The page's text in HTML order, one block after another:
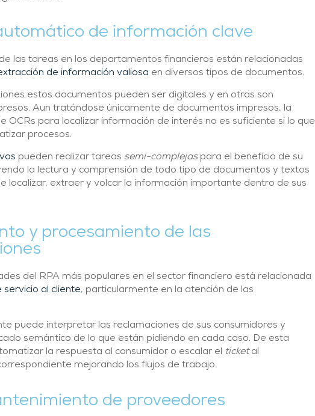
de información clave
las tareas en los departamentos financieros están relacionadas
de información valiosa en diversos tipos de documentos.
estos documentos pueden ser digitales y en otras son
Aun tratándose únicamente de documentos impresos, la
OCRs para localizar información de interés no es suficiente si lo que
procesos.
pueden realizar tareas semi-complejaspara el beneficio de su
la lectura y comprensión de todo tipo de documentos y textos
localizar, extraer y volcar la información importante dentro de sus
y procesamiento de las
del RPA más populares en el sector financiero está relacionada
servicio al cliente, particularmente en la atención de las
puede interpretar las reclamaciones de sus consumidores y
semántico de lo que están pidiendo en cada caso. De esta
la respuesta al consumidor o escalar el
ticketal
mejorando los flujos de trabajo.
de proveedores